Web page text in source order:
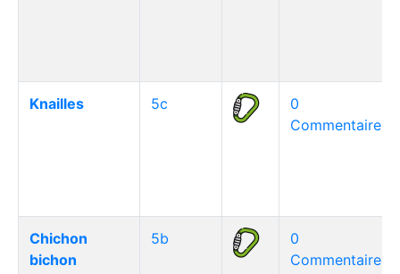
Knailles 5c
0
Commentaire(s)
Chichon
bichon
5b
0
Commentaire(s)